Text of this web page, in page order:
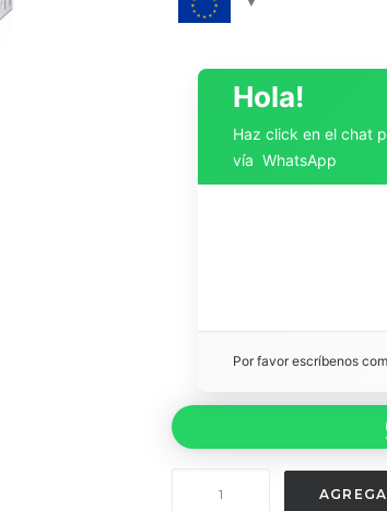
Hola!
Haz click en el chat
vía WhatsApp
Por favor escríbenos